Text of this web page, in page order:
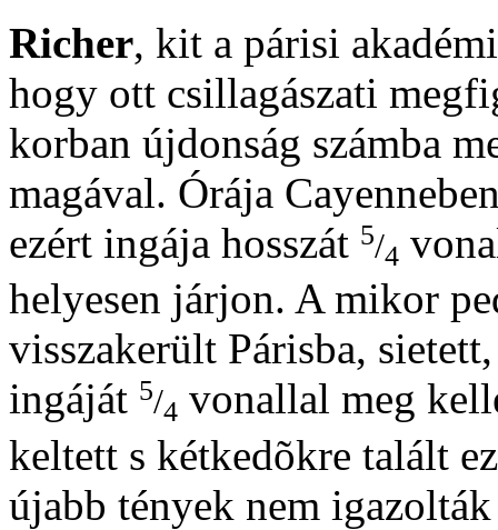
Richer, kit a párisi
hogy ott csillagászati
korban újdonság számba
magával. Órája
ezért ingája hosszát 5/4
helyesen járjon. A mikor
visszakerült Párisba,
ingáját 5/4 vonallal meg
keltett s kétkedõkre talált
újabb tények nem igazolták